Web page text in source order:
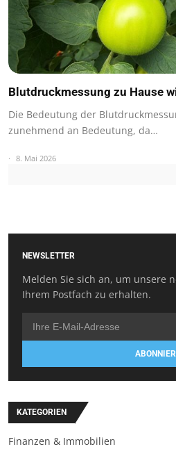
Blutdruckmessung zu Hause
Die Bedeutung der
zunehmend an Bedeutung, da…
8. Mai 2026
NEWSLETTER
Melden Sie sich an, um unsere
Ihrem Postfach zu erhalten.
KATEGORIEN
Finanzen & Immobilien